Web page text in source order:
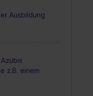
Ausbildung
z.B. einem